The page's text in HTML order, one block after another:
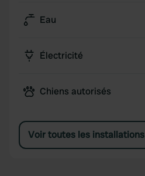
Eau
Électricité
Chiens autorisés
Voir toutes les installations